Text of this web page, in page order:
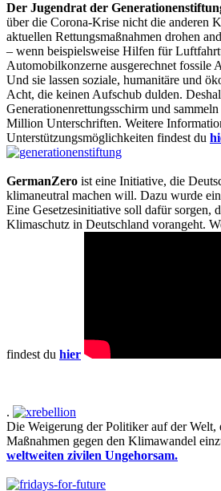
Der Jugendrat der
über die Corona-Krise nicht die anderen
aktuellen Rettungsmaßnahmen drohen
– wenn beispielsweise Hilfen für
Automobilkonzerne ausgerechnet fossile
Und sie lassen soziale, humanitäre und
Acht, die keinen Aufschub dulden.
Generationenrettungsschirm und
Million Unterschriften. Weitere
Unterstützungsmöglichkeiten findest du
GermanZero ist eine Initiative, die
klimaneutral machen will. Dazu wurde
Eine Gesetzesinitiative soll dafür sorgen,
Klimaschutz in Deutschland vorangeht.
findest du hier
.
Die Weigerung der Politiker auf der Welt,
Maßnahmen gegen den Klimawandel
weltweiten zivilen Ungehorsam.